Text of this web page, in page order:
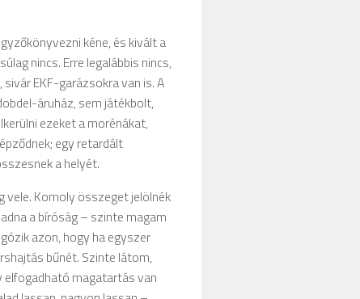
kéne, és kivált a
nincs. Erre legalábbis nincs,
EKF-garázsokra van is. A
áruház, sem játékbolt,
ezeket a morénákat,
egy retardált
a helyét.
vele. Komoly összeget jelölnék
a bíróság – szinte magam
azon, hogy ha egyszer
bűnét. Szinte látom,
elfogadható magatartás van